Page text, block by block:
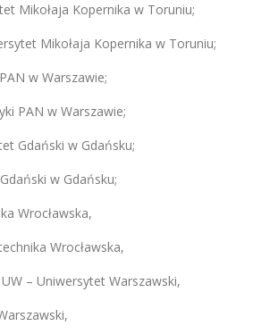
Mikołaja Kopernika w Toruniu;
Mikołaja Kopernika w Toruniu;
w Warszawie;
PAN w Warszawie;
Gdański w Gdańsku;
w Gdańsku;
Wrocławska,
Wrocławska,
– Uniwersytet Warszawski,